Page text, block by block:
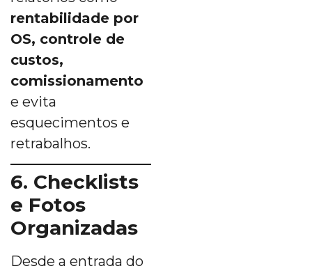
rentabilidade por
OS, controle de
custos,
comissionamento
e evita
esquecimentos e
retrabalhos.
6. Checklists
e Fotos
Organizadas
Desde a entrada do